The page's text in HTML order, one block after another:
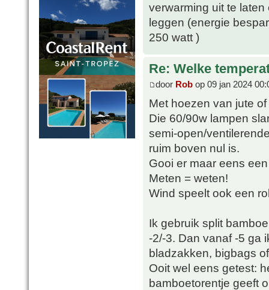
verwarming uit te
leggen (energie
250 watt )
Re: Welke
door Rob op 09 jan 2024
Met hoezen van jute
Die 60/90w lampen
semi-open/
ruim boven nul is.
Gooi er maar eens
Meten = weten!
Wind speelt ook een
Ik gebruik split
-2/-3. Dan vanaf -5 ga
bladzakken, bigbags
Ooit wel eens getest:
bamboetorentje geeft